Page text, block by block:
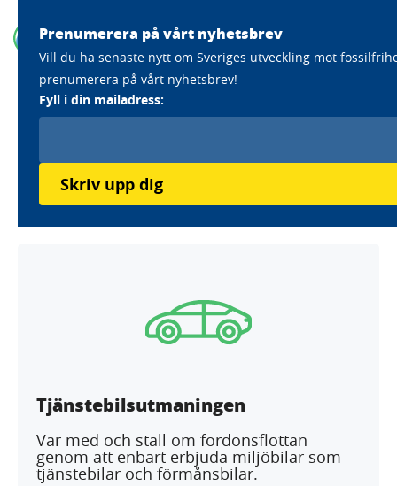
Home Aktörer Knowit AB
Knowit AB
Läs mer om Knowits klimatarbete
Tjänstebilsutmaningen
Var med och ställ om fordonsflottan
genom att enbart erbjuda miljöbilar som
tjänstebilar och förmånsbilar.
Prenumerera på vårt nyhetsbrev
Vill du ha senaste nytt om Sveriges utveckling mot
prenumerera på vårt nyhetsbrev!
Fyll i din mailadress:
Skriv upp dig